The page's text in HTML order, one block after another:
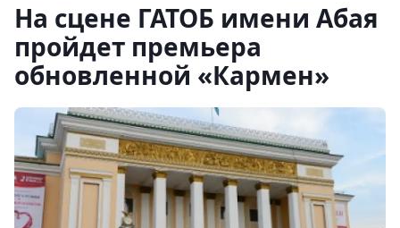
На сцене ГАТОБ имени Абая
пройдет премьера
обновленной «Кармен»